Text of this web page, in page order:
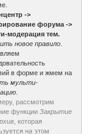
->
форума ->
модерация тем.
новое правило
в форме и жмем на
мульти-
рассмотрим
функцииЗакрытие
, которая
на этом